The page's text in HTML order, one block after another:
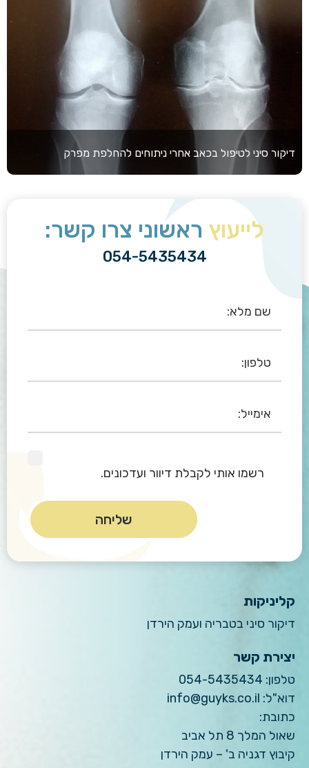
דיקור סיני לטיפול בכאב אחרי ניתוחים להחלפת מפרק
לייעוץ ראשוני צרו קשר:
054-5435434
רשמו אותי לקבלת דיוור ועדכונים.
קליניקות
דיקור סיני בטבריה ועמק הירדן
יצירת קשר
טלפון: 054-5435434
דוא"ל: info@guyks.co.il
כתובת:
שאול המלך 8 תל אביב
קיבוץ דגניה ב' – עמק הירדן